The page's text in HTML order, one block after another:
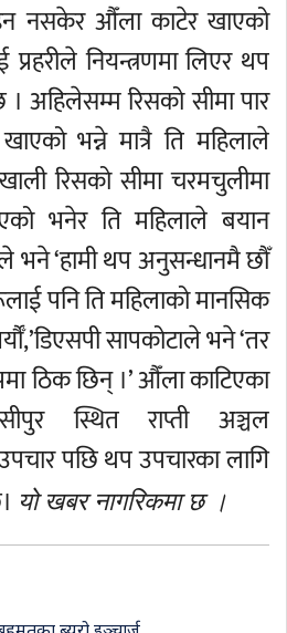
नसकेर औँला काटेर खाएको
नियन्त्रणमा लिएर थप
अहिलेसम्म रिसको सीमा पार
भन्ने मात्रै ति महिलाले
रिसको सीमा चरमचुलीमा
भनेर ति महिलाले बयान
भने ‘हामी थप अनुसन्धानमै छौँ
पनि ति महिलाको मानसिक
सापकोटाले भने ‘तर
ठिक छिन् ।’ औँला काटिएका
स्थित राप्ती अञ्चल
पछि थप उपचारका लागि
यो खबर नागरिकमा छ ।